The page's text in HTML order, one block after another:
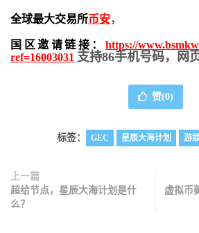
全球最大交易所币安，
国区邀请链接： https://
ref=16003031 支持86手机号码，网
赞(0)
标签： GEC 星辰大海计划 游
上一篇
超给节点，星辰大海计划是什
么？
虚拟币